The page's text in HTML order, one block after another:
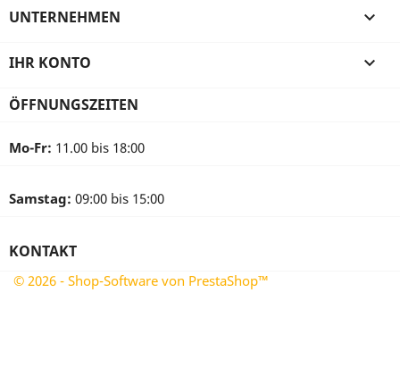
UNTERNEHMEN 
IHR KONTO 
ÖFFNUNGSZEITEN
Mo-Fr: 11.00 bis 18:00
Samstag: 09:00 bis 15:00
KONTAKT
© 2026 - Shop-Software von PrestaShop™